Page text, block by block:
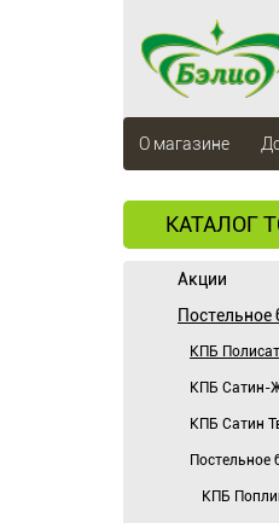
О магазине
КАТАЛОГ
Акции
Постельное
КПБ
КПБ Сатин-
КПБ Сатин
Постельное
КПБ